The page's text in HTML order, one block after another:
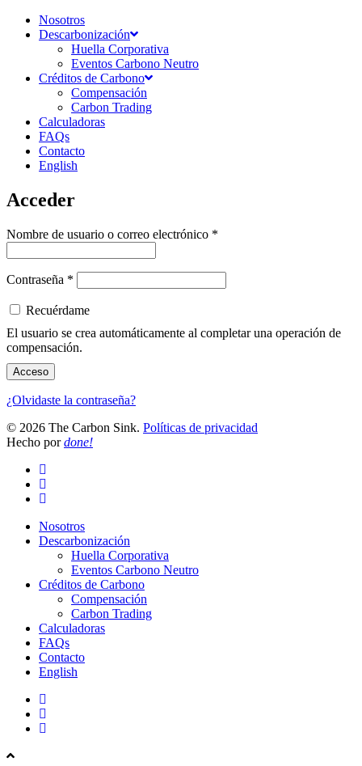
Nosotros
Descarbonización
Huella Corporativa
Eventos Carbono Neutro
Créditos de Carbono
Compensación
Carbon Trading
Calculadoras
FAQs
Contacto
English
Acceder
Nombre de usuario o correo electrónico *
Contraseña *
Recuérdame
Acceso
¿Olvidaste la contraseña?
© 2026 The Carbon Sink. Políticas de privacidad
Hecho pordone!
Nosotros
Descarbonización
Huella Corporativa
Eventos Carbono Neutro
Créditos de Carbono
Compensación
Carbon Trading
Calculadoras
FAQs
Contacto
English